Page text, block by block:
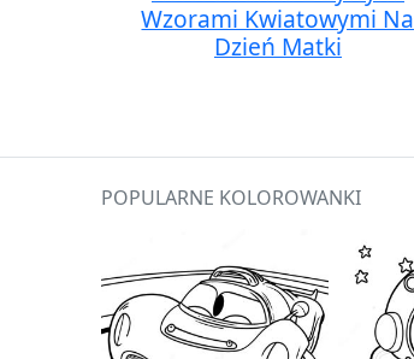
Wzorami Kwiatowymi Na
Dzień Matki
POPULARNE KOLOROWANKI